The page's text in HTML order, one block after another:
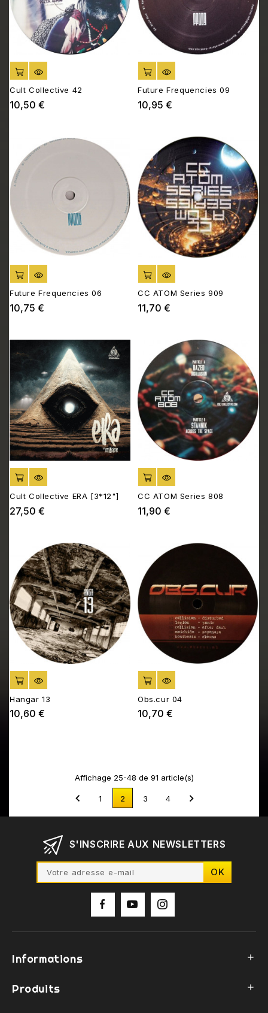
AJOUTER AU PANIER
Cult Collective 42
10,50 €
AJOUTER AU PANIER
Future Frequencies 09
10,95 €
AJOUTER AU PANIER
Future Frequencies 06
10,75 €
AJOUTER AU PANIER
CC ATOM Series 909
11,70 €
AJOUTER AU PANIER
Cult Collective ERA [3*12"]
27,50 €
AJOUTER AU PANIER
CC ATOM Series 808
11,90 €
AJOUTER AU PANIER
Hangar 13
10,60 €
AJOUTER AU PANIER
Obs.cur 04
10,70 €
Affichage 25-48 de 91 article(s)
 1 2 3 4 
S'INSCRIRE AUX NEWSLETTERS
Informations 
Produits 